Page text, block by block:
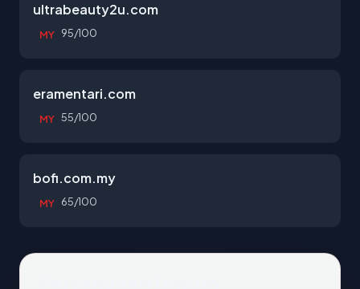
ultrabeauty2u.com
MY 95/100
eramentari.com
MY 55/100
bofi.com.my
MY 65/100